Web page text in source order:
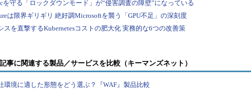
事に関連する製品／サービスを比較（キーマンズネット）
環境に適した形態をどう選ぶ？『WAF』製品比較